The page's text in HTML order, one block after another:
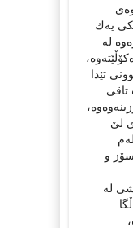
یەك
لە
تێدا
تاقی
لێ
و
لە